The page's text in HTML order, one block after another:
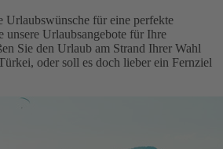
Urlaubswünsche für eine perfekte
unsere Urlaubsangebote für Ihre
Sie den Urlaub am Strand Ihrer Wahl
oder soll es doch lieber ein Fernziel